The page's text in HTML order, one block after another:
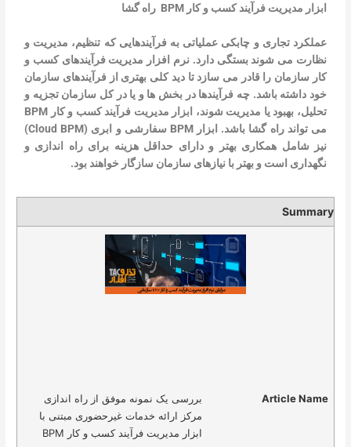
ابزار مدیریت فرآیند کسب و کار BPM راه گشا
عملکرد تجاری و چابکی عملیاتی به فرآیندهایی که تنظیم، مدیریت و
نظارت می شوند بستگی دارد. نرم افزار مدیریت فرآیندهای کسب و
کار سازمان را قادر می سازد تا دید کلی بهتری از فرآیندهای سازمان
خود داشته باشد. چه فرآیندها در بخش ها و یا در کل سازمان تجزیه و
تحلیل، بهبود یا مدیریت شوند، ابزار مدیریت فرآیند کسب و کار BPM
می تواند راه گشا باشد. ابزار BPM سفارشی و ابری (Cloud BPM)
نیز شامل همکاری بهتر و دارای حداقل هزینه برای راه اندازی و
نگهداری است و بهتر با نیازهای سازمان سازگار خواهند بود.
Summary
Article Name
بررسی یک نمونه موفق از راه اندازی
مرکز ارائه خدمات غیرحضوری مبتنی با
ابزار مدیریت فرآیند کسب و کار BPM